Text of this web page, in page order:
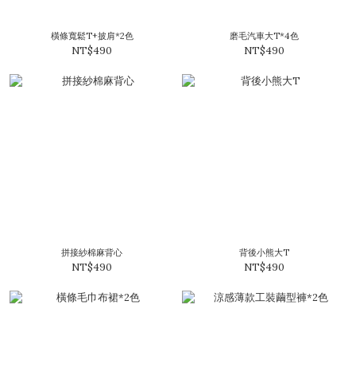
橫條寬鬆T+披肩*2色
NT$490
磨毛汽車大T*4色
NT$490
拼接紗棉麻背心
NT$490
背後小熊大T
NT$490